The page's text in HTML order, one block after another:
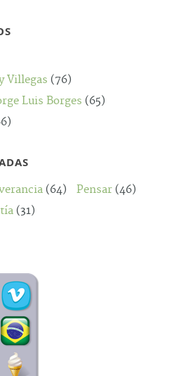
Villegas (76)
Luis Borges (65)
(64) Pensar (46)
(31)